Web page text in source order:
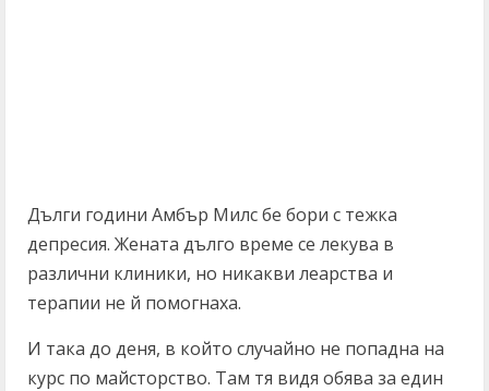
Дълги години Амбър Милс бе бори с тежка
депресия. Жената дълго време се лекува в
различни клиники, но никакви леарства и
терапии не й помогнаха.
И така до деня, в който случайно не попадна на
курс по майсторство. Там тя видя обява за един